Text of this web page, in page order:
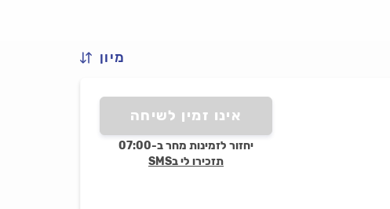
מיון
אינו זמין לשיחה
יחזור לזמינות מחר ב-07:00
תזכירו לי בSMS